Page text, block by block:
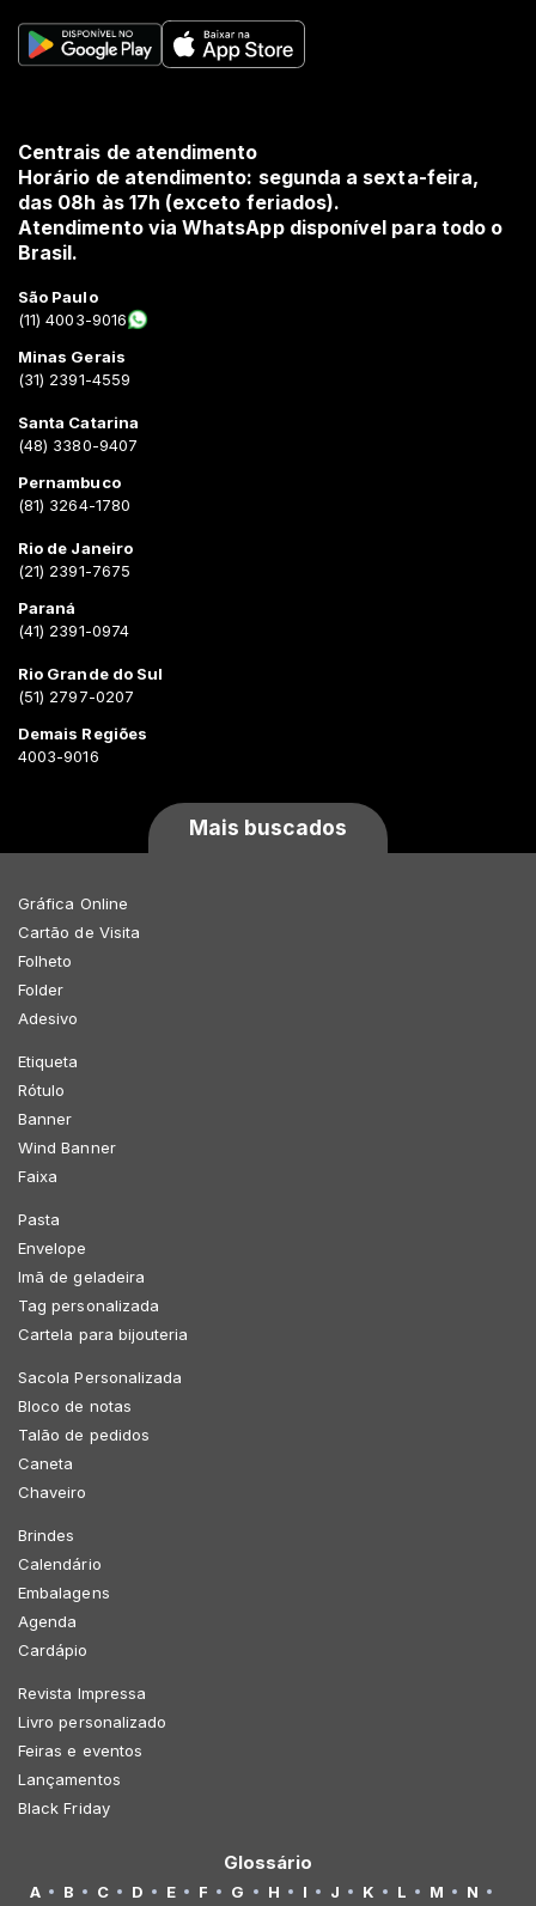
Centrais de atendimento
Horário de atendimento: segunda a sexta-feira,
das 08h às 17h (exceto feriados).
Atendimento via WhatsApp disponível para todo o
Brasil.
São Paulo
(11) 4003-9016
Minas Gerais
(31) 2391-4559
Santa Catarina
(48) 3380-9407
Pernambuco
(81) 3264-1780
Rio de Janeiro
(21) 2391-7675
Paraná
(41) 2391-0974
Rio Grande do Sul
(51) 2797-0207
Demais Regiões
4003-9016
Mais buscados
Gráfica Online
Cartão de Visita
Folheto
Folder
Adesivo
Etiqueta
Rótulo
Banner
Wind Banner
Faixa
Pasta
Envelope
Imã de geladeira
Tag personalizada
Cartela para bijouteria
Sacola Personalizada
Bloco de notas
Talão de pedidos
Caneta
Chaveiro
Brindes
Calendário
Embalagens
Agenda
Cardápio
Revista Impressa
Livro personalizado
Feiras e eventos
Lançamentos
Black Friday
Glossário
A B C D E F G H I J K L M N